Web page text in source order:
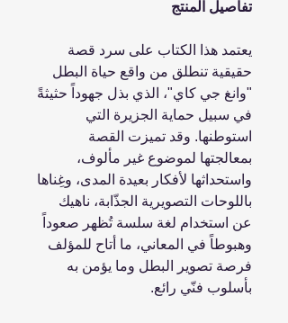
تفاصيل المنتج
يعتمد هذا الكتاب على سرد قصة
حقيقية تنطلق من واقع حياة البطل
"وانغ جي كاي"، الذي بذل جهوداً حثيثةً
في سبيل حماية الجزيرة التي
استوطنها. وقد تميزت القصة
بمعالجتها لموضوع غير مألوف،
واستحداثها لأفكار بعيدة المدى، وغِناها
باللوحات التصويرية الجذّابة، ناهيك
عن استخدام لغة سلسة تُظهر صعوداً
وهبوطاً في المعاني، ما أتاح للمؤلف
فرصة تصوير البطل وما يؤمن به
بأسلوب فنّي رائع.